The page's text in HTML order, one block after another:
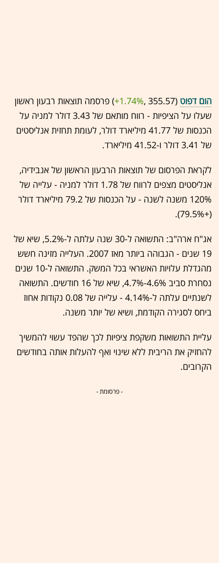
הום דפוט (355.57 ,‎
+1.74%‏) פרסמה תוצאות רבעון ראשון
שעלו על הציפיות - רווח מותאם של 3.43 דולר למניה על
הכנסות של 41.77 מיליארד דולר, לעומת תחזית אנליסטים
של 3.41 דולר ו-41.52 מיליארד.
לקראת הפרסום של תוצאות הרבעון הראשון של אנבידיה,
אנליסטים מצפים לרווח של 1.78 דולר למניה - עלייה של
120% משנה לשנה - על הכנסות של 79.2 מיליארד דולר
(+79.5%).
אג"ח ארה"ב: התשואה ל-30 שנה עלתה ל-5.2%, שיא של
19 שנים - הגבוהה ביותר מאז 2007. העלייה מזינה חשש
מהגדלת עלויות האשראי בכל המשק. התשואה ל-10 שנים
נסחרת סביב 4.6%-4.7%, שיא של 16 חודשים. התשואה
לשנתיים עלתה ל-4.14% - עלייה של 0.08 נקודות אחוז
ביחס לסגירה הקודמת, ושיא של יותר משנה.
עליית התשואות משקפת ציפיות לכך שהפד עשוי להמשיך
להחזיק את הריבית ללא שינוי ואף להעלות אותה בחודשים
הקרובים.
- פרסומת -